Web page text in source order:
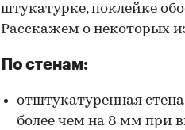
штукатурке, поклейке
Расскажем о некоторых
По стенам:
отштукатуренная
более чем на 8 мм при